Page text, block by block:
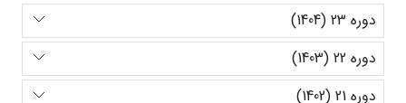
دوره 23 (1404)
دوره 22 (1403)
دوره 21 (1402)